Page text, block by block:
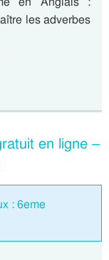
les adverbes
en ligne –
: 6eme